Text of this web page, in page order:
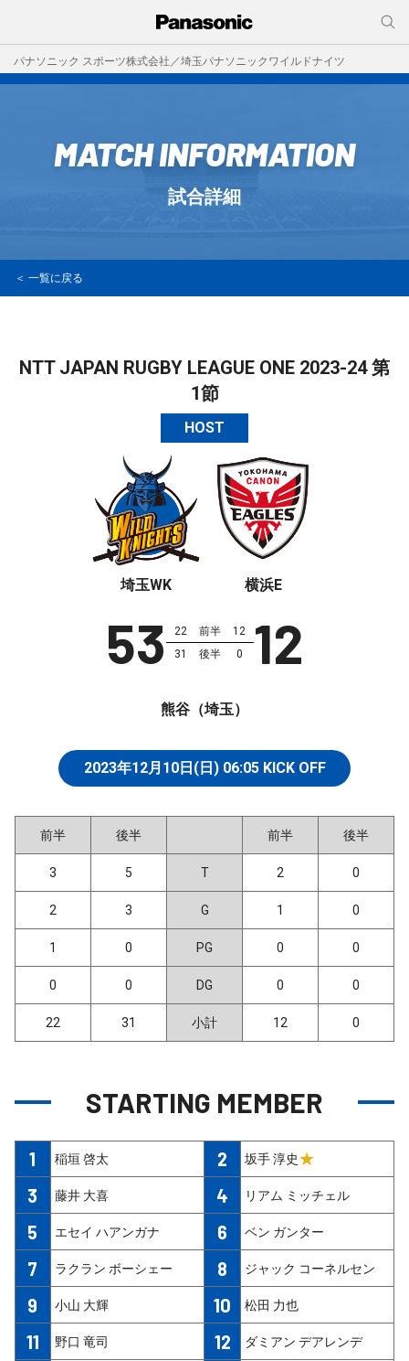
パナソニック スポーツ株式会社／埼玉パナソニックワイルドナイツ
MATCH INFORMATION
試合詳細
＜ 一覧に戻る
NTT JAPAN RUGBY LEAGUE ONE 2023-24 第
1節
HOST
埼玉WK
53 22 前半
12
31
後半 0 12
横浜E
熊谷（埼玉）
2023年12月10日(日) 06:05KICK OFF
前半 後半 前半 後半
3 5 T 2 0
2 3 G 1 0
1 0 PG 0 0
0 0 DG 0 0
22 31 小計 12 0
STARTING MEMBER
1 稲垣 啓太 2 坂手 淳史★
3 藤井 大喜 4 リアム ミッチェル
5 エセイ ハアンガナ 6 ベン ガンター
7 ラクラン ボーシェー 8 ジャック コーネルセン
9 小山 大輝 10 松田 力也
11 野口 竜司 12 ダミアン デアレンデ